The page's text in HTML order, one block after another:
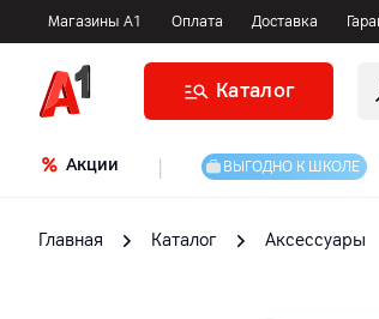
Магазины А1 Оплата Доставка
Каталог
Акции ВЫГОДНО К ШКОЛЕ
Главная Каталог Аксессуары